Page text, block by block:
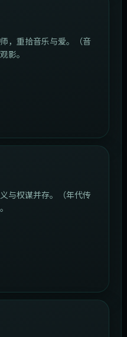
，重拾音乐与爱。（音
影。
与权谋并存。（年代传